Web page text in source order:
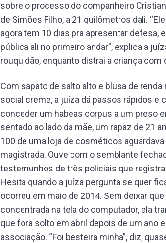
sobre o processo do companheiro
de Simões Filho, a 21 quilômetros dali.
agora tem 10 dias pra apresentar defesa,
pública ali no primeiro andar”, explica a
rouquidão, enquanto distrai a criança com
Com sapato de salto alto e blusa de
social creme, a juíza dá passos rápidos e
conceder um habeas corpus a um preso
sentado ao lado da mãe, um rapaz de 21
100 de uma loja de cosméticos
magistrada. Ouve com o semblante
testemunhos de três policiais que
Hesita quando a juíza pergunta se quer
ocorreu em maio de 2014. Sem deixar
concentrada na tela do computador, ela
que fora solto em abril depois de um ano
associação. “Foi besteira minha”, diz,